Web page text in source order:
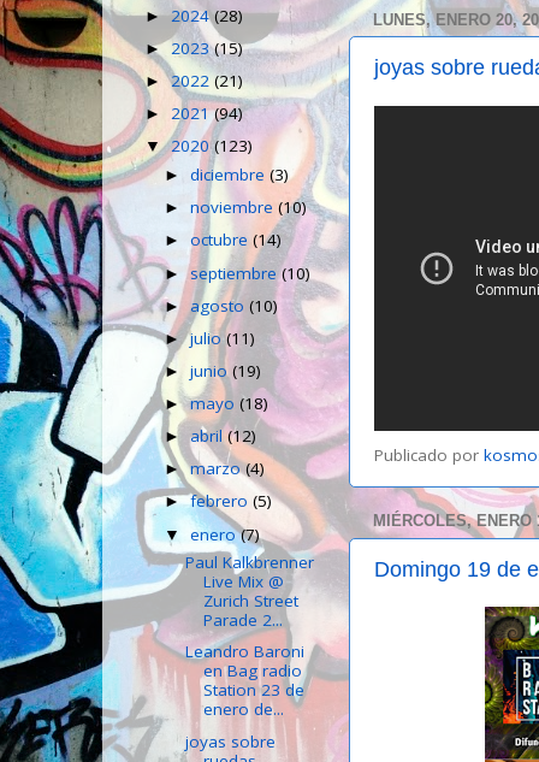
LUNES, ENERO 20,
joyas sobre
Publicado por
MIÉRCOLES, ENERO
Domingo 19 de
► 2024(28)
► 2023(15)
►2022(21)
► 2021(94)
▼2020(123)
►diciembre(3)
►noviembre(10)
►octubre(14)
►septiembre(10)
►agosto(10)
►julio(11)
►junio(19)
►mayo(18)
►abril(12)
►marzo(4)
►febrero(5)
▼enero(7)
Paul Kalkbrenner
Live Mix @
Zurich Street
Parade 2...
Leandro Baroni
en Bag radio
Station 23 de
enero de...
joyas sobre